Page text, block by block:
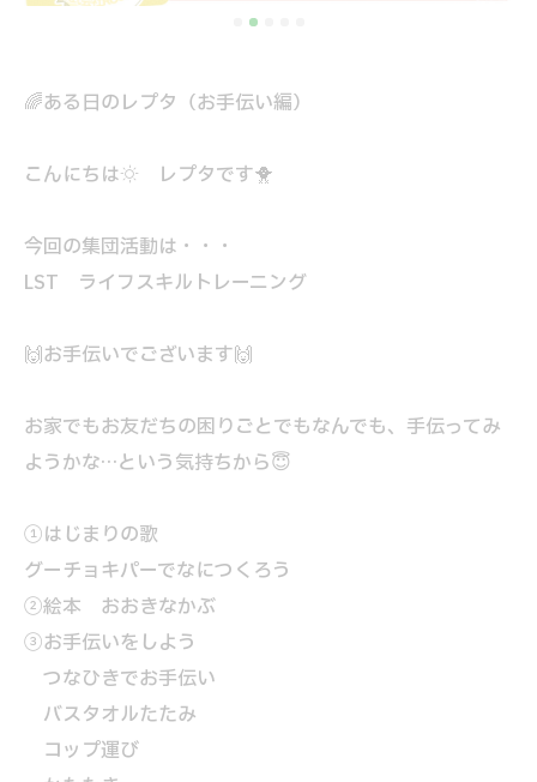
🌈ある日のレプタ（お手伝い編）
こんにちは☀ レプタです🐥
今回の集団活動は・・・
LST ライフスキルトレーニング
🙌お手伝いでございます🙌
お家でもお友だちの困りごとでもなんでも、手伝ってみ
ようかな…という気持ちから😇
①はじまりの歌
グーチョキパーでなにつくろう
②絵本 おおきなかぶ
③お手伝いをしよう
つなひきでお手伝い
バスタオルたたみ
コップ運び